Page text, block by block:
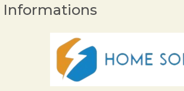
Informations